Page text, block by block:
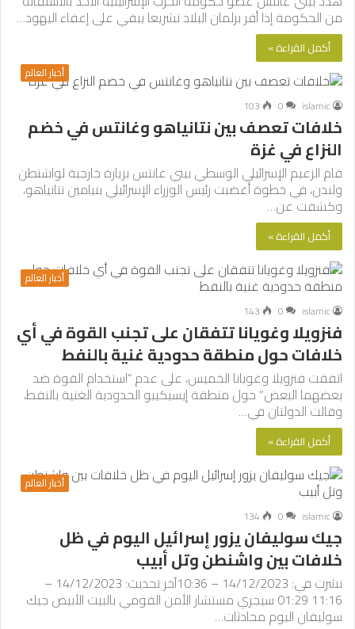
من الحكومة إذا أقر برلمان البلاد تشريعا يبقي على إعفاء اليهود…
أكمل القراءة »
أخبار العالم
islamic
0
103
خلافات تعصف بين نتانياهو وغانتس في خضم
النزاع في غزة
قام الزعيم الإسرائيلي الوسطي بيني غانتس بزيارة خارجية لواشنطن
ولندن، في خطوة أغضبت رئيس الوزراء الإسرائيلي بنيامين نتانياهو،
وكشفت عن…
أكمل القراءة »
أخبار العالم
islamic
0
143
فنزويلا وغويانا تتفقان على تجنب القوة في أي
خلافات حول منطقة حدودية غنية بالنفط
اتفقت فنزويلا وغويانا الخميس، على عدم “استخدام القوة ضد
بعضهما البعض” حول منطقة إيسيكيبو الحدودية الغنية بالنفط،
وقالت الدولتان في…
أكمل القراءة »
أخبار العالم
islamic
0
134
جيك سوليفان يزور إسرائيل اليوم في ظل
خلافات بين واشنطن وتل أبيب
نشرت في: 14/12/2023 – 10:36آخر تحديث: 14/12/2023 –
11:16 01:29 سيجري مستشار الأمن القومي بالبيت الأبيض جيك
سوليفان اليوم محادثات…